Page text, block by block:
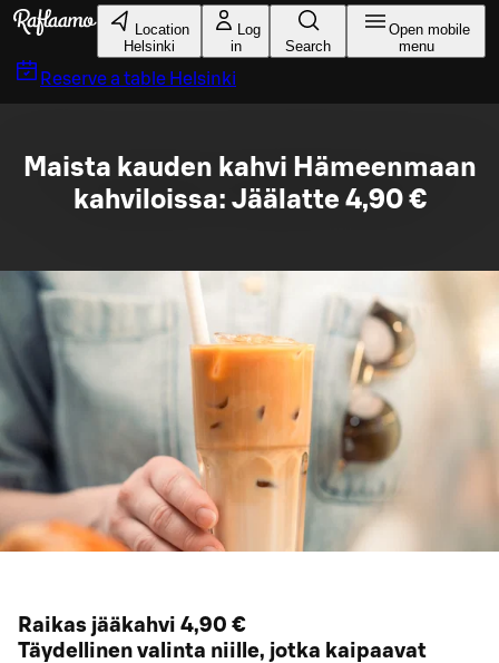
Skip to main content
Location
Helsinki
Log
in
Search
Open mobile
menu
Reserve a table Helsinki
Maista kauden kahvi Hämeenmaan
kahviloissa: Jäälatte 4,90 €
Raikas jääkahvi 4,90 €
Täydellinen valinta niille, jotka kaipaavat